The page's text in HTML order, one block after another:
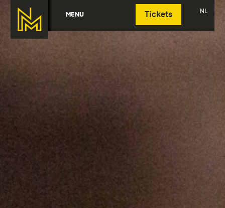
MENU Tickets NL
Deutsch